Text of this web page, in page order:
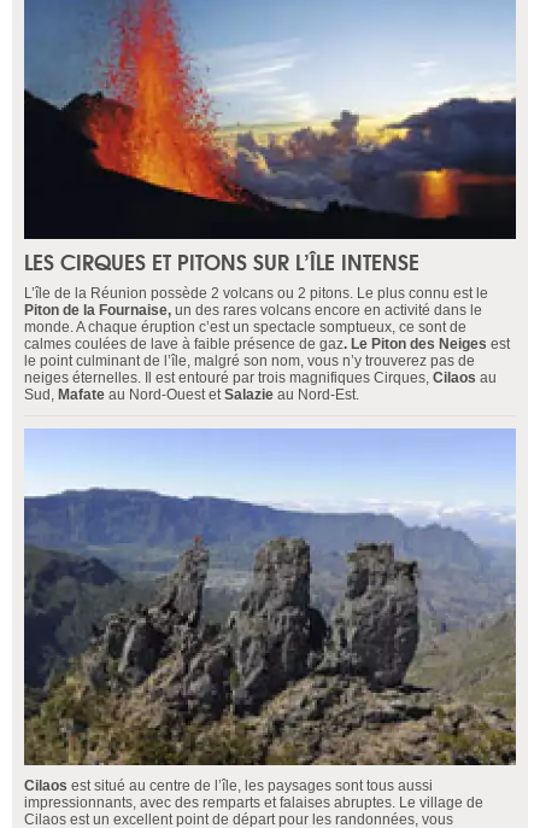
LES CIRQUES ET PITONS SUR L’ÎLE INTENSE
L’île de la Réunion possède 2 volcans ou 2 pitons. Le plus connu est le
Piton de la Fournaise, un des rares volcans encore en activité dans le
monde. A chaque éruption c’est un spectacle somptueux, ce sont de
calmes coulées de lave à faible présence de gaz. Le Piton des Neiges est
le point culminant de l’île, malgré son nom, vous n’y trouverez pas de
neiges éternelles. Il est entouré par trois magnifiques Cirques, Cilaos au
Sud, Mafate au Nord-Ouest et Salazie au Nord-Est.
Cilaos est situé au centre de l’île, les paysages sont tous aussi
impressionnants, avec des remparts et falaises abruptes. Le village de
Cilaos est un excellent point de départ pour les randonnées, vous